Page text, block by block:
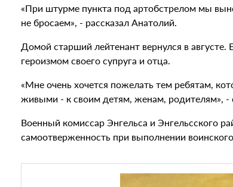
«При штурме пункта под артобстрелом мы
не бросаем», - рассказал Анатолий.
Домой старший лейтенант вернулся в
героизмом своего супруга и отца.
«Мне очень хочется пожелать тем ребятам,
живыми - к своим детям, женам, родителям», -
Военный комиссар Энгельса и Энгельсского
самоотверженность при выполнении